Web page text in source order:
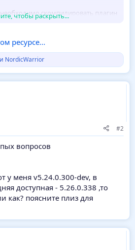
необходимо скомпилировать плагин
include
aes_v.inc
чтобы раскрыть...
ресурсе...
и NordicWarrior
#2
вопросов
у меня v5.24.0.300-dev, в
доступная - 5.26.0.338 ,то
как? поясните плиз для